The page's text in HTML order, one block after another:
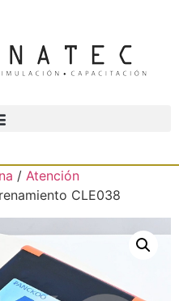
/ Atención
CLE038